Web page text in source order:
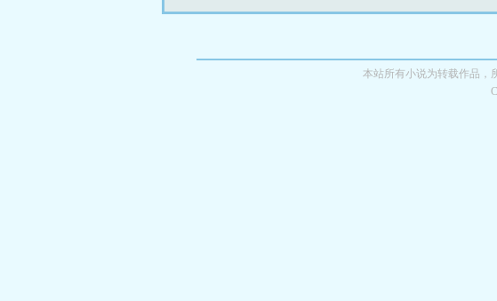
本站所有小说为转载作品，